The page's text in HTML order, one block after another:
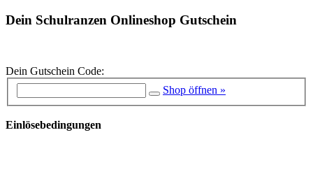
Dein Schulranzen Onlineshop Gutschein
Dein Gutschein Code:
Shop öffnen »
Einlösebedingungen